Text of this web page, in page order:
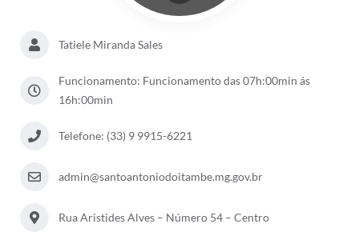
Tatiele Miranda Sales
Funcionamento: Funcionamento das 07h:00min ás
16h:00min
Telefone: (33) 9 9915-6221
admin@santoantoniodoitambe.mg.gov.br
Rua Aristides Alves – Número 54 – Centro